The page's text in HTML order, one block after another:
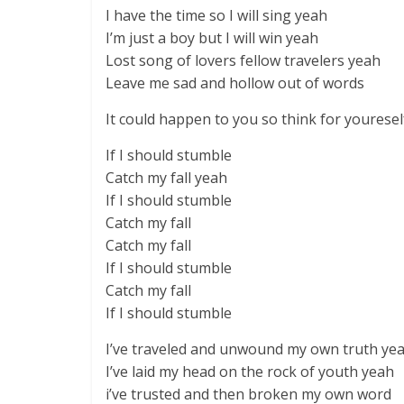
I have the time so I will sing yeah
I’m just a boy but I will win yeah
Lost song of lovers fellow travelers yeah
Leave me sad and hollow out of words
It could happen to you so think for
If I should stumble
Catch my fall yeah
If I should stumble
Catch my fall
Catch my fall
If I should stumble
Catch my fall
If I should stumble
I’ve traveled and unwound my own truth
I’ve laid my head on the rock of youth yeah
i’ve trusted and then broken my own word